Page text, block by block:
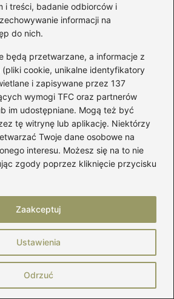
i treści, badanie odbiorców i
informacji na
do nich.
będą przetwarzane, a informacje z
cookie, unikalne identyfikatory
i zapisywane przez 137
wymogi TFC oraz partnerów
im udostępniane. Mogą też być
tę witrynę lub aplikację. Niektórzy
Twoje dane osobowe na
interesu. Możesz się na to nie
zgody poprzez kliknięcie przycisku
Ustawienia
Odrzuć
Zaakceptuj
idealne buty na zimę dla
wspomniał Szostak?
jego wybórów!
rozmiar tarasu do
po szyciu peleryny
idealny strój
się na rozmiar w
życiu?